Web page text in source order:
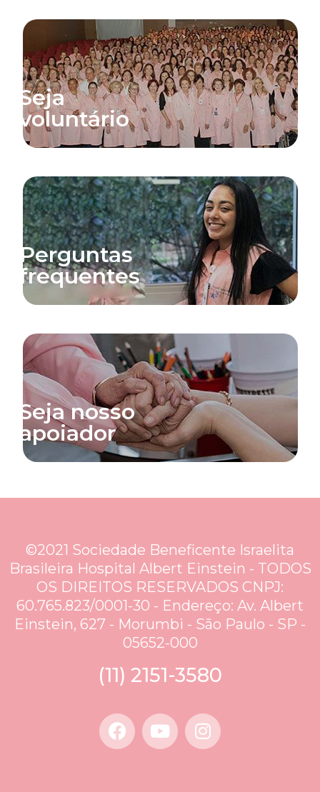
Seja
voluntário
Perguntas
frequentes
Seja nosso
apoiador
©2021 Sociedade Beneficente Israelita
Brasileira Hospital Albert Einstein - TODOS
OS DIREITOS RESERVADOS CNPJ:
60.765.823/0001-30 - Endereço: Av. Albert
Einstein, 627 - Morumbi - São Paulo - SP -
05652-000
(11) 2151-3580